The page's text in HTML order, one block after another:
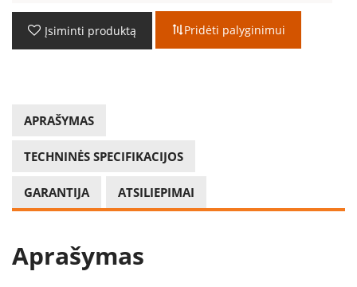
Įsiminti produktą Pridėti palyginimui
APRAŠYMAS
TECHNINĖS SPECIFIKACIJOS
GARANTIJA ATSILIEPIMAI
Aprašymas